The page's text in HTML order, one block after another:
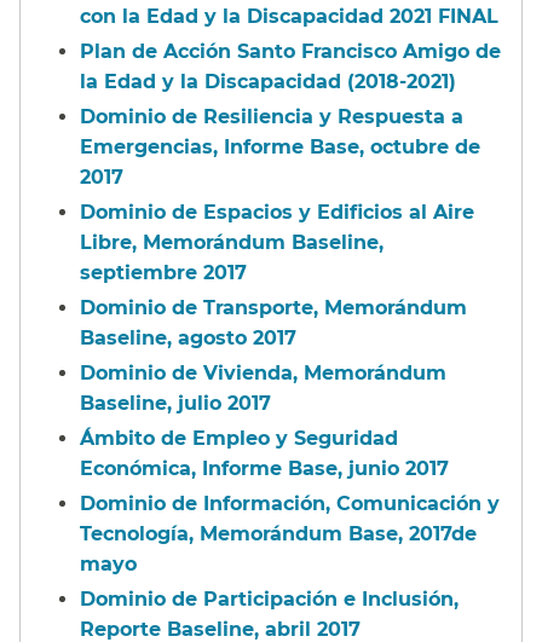
con la Edad y la Discapacidad 2021 FINAL​​
Plan de Acción Santo Francisco Amigo de
la Edad y la Discapacidad (2018-2021)​​
Dominio de Resiliencia y Respuesta a
Emergencias, Informe Base, octubre de
2017​​
Dominio de Espacios y Edificios al Aire
Libre, Memorándum Baseline,
septiembre 2017​​
Dominio de Transporte, Memorándum
Baseline, agosto 2017​​
Dominio de Vivienda, Memorándum
Baseline, julio 2017​​
Ámbito de Empleo y Seguridad
Económica, Informe Base, junio 2017​​
Dominio de Información, Comunicación y
Tecnología, Memorándum Base, 2017de
mayo​​
Dominio de Participación e Inclusión,
Reporte Baseline, abril 2017​​